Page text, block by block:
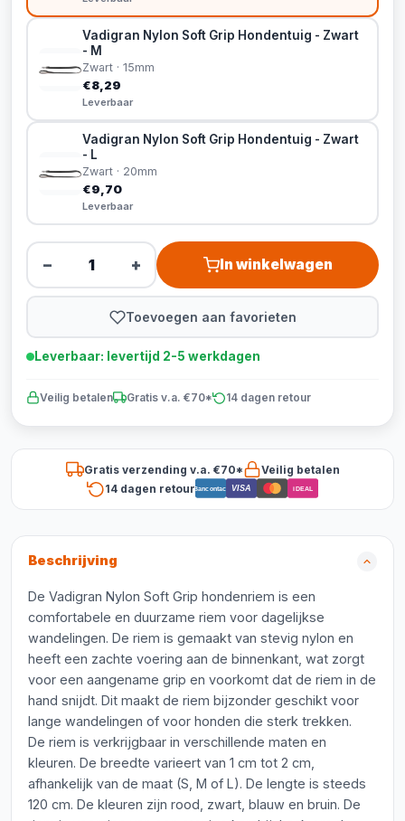
Vadigran Nylon Soft Grip Hondentuig - Zwart
- M
Zwart · 15mm
€8,29
Leverbaar
Vadigran Nylon Soft Grip Hondentuig - Zwart
- L
Zwart · 20mm
€9,70
Leverbaar
− + In winkelwagen
Toevoegen aan favorieten
Leverbaar: levertijd 2-5 werkdagen
Veilig betalen Gratis v.a. €70* 14 dagen retour
Gratis verzending v.a. €70*
Veilig betalen
14 dagen retourBancontact VISA iDEAL
Beschrijving
De Vadigran Nylon Soft Grip hondenriem is een
comfortabele en duurzame riem voor dagelijkse
wandelingen. De riem is gemaakt van stevig nylon en
heeft een zachte voering aan de binnenkant, wat zorgt
voor een aangename grip en voorkomt dat de riem in de
hand snijdt. Dit maakt de riem bijzonder geschikt voor
lange wandelingen of voor honden die sterk trekken.
De riem is verkrijgbaar in verschillende maten en
kleuren. De breedte varieert van 1 cm tot 2 cm,
afhankelijk van de maat (S, M of L). De lengte is steeds
120 cm. De kleuren zijn rood, zwart, blauw en bruin. De